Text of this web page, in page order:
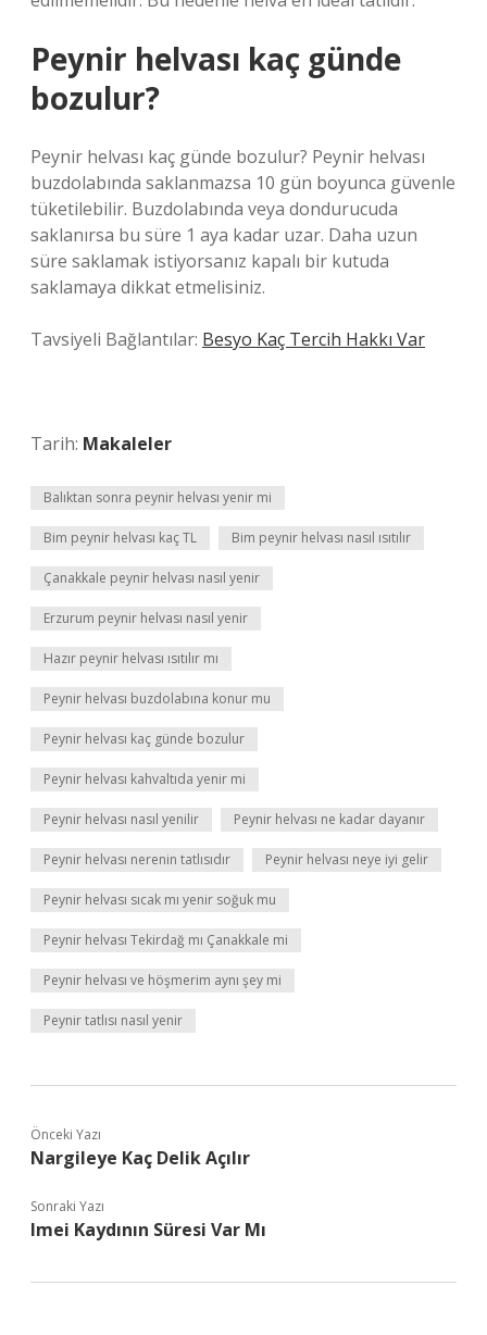
Peynir helvası kaç günde
bozulur?
Peynir helvası kaç günde bozulur? Peynir helvası
buzdolabında saklanmazsa 10 gün boyunca güvenle
tüketilebilir. Buzdolabında veya dondurucuda
saklanırsa bu süre 1 aya kadar uzar. Daha uzun
süre saklamak istiyorsanız kapalı bir kutuda
saklamaya dikkat etmelisiniz.
Tavsiyeli Bağlantılar: Besyo Kaç Tercih Hakkı Var
Tarih: Makaleler
Balıktan sonra peynir helvası yenir mi
Bim peynir helvası kaç TL Bim peynir helvası nasıl ısıtılır
Çanakkale peynir helvası nasıl yenir
Erzurum peynir helvası nasıl yenir
Hazır peynir helvası ısıtılır mı
Peynir helvası buzdolabına konur mu
Peynir helvası kaç günde bozulur
Peynir helvası kahvaltıda yenir mi
Peynir helvası nasıl yenilir Peynir helvası ne kadar dayanır
Peynir helvası nerenin tatlısıdır Peynir helvası neye iyi gelir
Peynir helvası sıcak mı yenir soğuk mu
Peynir helvası Tekirdağ mı Çanakkale mi
Peynir helvası ve höşmerim aynı şey mi
Peynir tatlısı nasıl yenir
Önceki Yazı
Nargileye Kaç Delik Açılır
Sonraki Yazı
Imei Kaydının Süresi Var Mı